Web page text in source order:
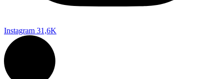
Instagram 31,6K